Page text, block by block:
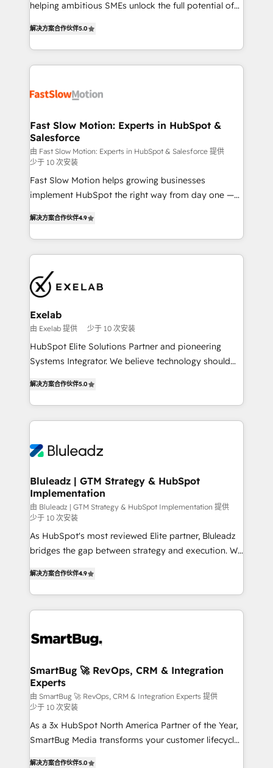
Sales + Service Hub, synchronisation ERP ↔
Implementation, Data Migration & Custom
Integration. 📩 Parlons de votre projet →
helping ambitious SMEs unlock the full potential of
but never see the ROI they expected due to poor
adoption, messy data, and disconnected teams
getting in the way. That’s where we come in. We
design, implement, and optimise HubSpot so it
services include: - Choosing the right HubSpot
package for your business - Full CRM, Marketing, and
Sales Hub implementations - Custom dashboards
and reporting - Workflow automation and data
clean-up - Sales enablement and team training -
Ongoing optimisation and RevOps support Based in
engine it’s meant to be.
解决方案合作伙伴5.0
Fast Slow Motion: Experts in HubSpot &
Salesforce
由 Fast Slow Motion: Experts in HubSpot & Salesforce 提供
少于 10 次安装
Fast Slow Motion helps growing businesses
implement HubSpot the right way from day one —
Highly certified in both HubSpot and Salesforce, we
bring deep experience in CRM implementation,
integrations, and data migration across modern
market and enterprise organizations, our team
combines strong technical execution with real
business perspective. Many of our consultants have
scaled businesses themselves, giving us a practical
understanding of what owners and operators need
as their systems, data, and processes evolve. Since
range of industries, including healthcare, software,
B2B services, manufacturing, financial services and
on delivering clean, scalable, AI-ready systems that
create long-term value and a consistently strong
解决方案合作伙伴4.9
Exelab
由 Exelab 提供 少于 10 次安装
HubSpot Elite Solutions Partner and pioneering
Systems Integrator. We believe technology should
Every engagement begins with clear objectives,
customer journey mapping, and measurable KPIs.
Only then we architect solutions. The question is
outcomes to deliver. -SYSTEM INTEGRATION-
make HubSpot the operational hub, integrated with
SAP, Microsoft Dynamics, custom ERPs, and any
enterprise platform. Proprietary apps extend
HubSpot beyond standard configurations. -AI-
FIRST- AI across customer-facing operations to
accelerate decisions, streamline processes, and
action and automation into competitive advantage.
✦ 150+ implementations ✦ 100+ certifications ✦ 7
解决方案合作伙伴5.0
Bluleadz | GTM Strategy & HubSpot
Implementation
由 Bluleadz | GTM Strategy & HubSpot Implementation 提供
少于 10 次安装
As HubSpot's most reviewed Elite partner, Bluleadz
bridges the gap between strategy and execution. We
Operating System (GTM OS) to align your leadership
and engineer a portal that drives predictable
revenue velocity. 🚀 GTM Strategy & Alignment
stalling growth. Fix your ICP, Math, and Story to stop
Scalable Architecture: Zero-technical-debt setup
across all Hubs, validated by our 7 HubSpot
Accreditations. AI-Powered RevOps: Breeze AI,
custom AI agents, and high-integrity migrations for
total reporting clarity. Security & Compliance: SOC 2
Type I and HIPAA attested for enterprise-grade data
解决方案合作伙伴4.9
SmartBug 🚀 RevOps, CRM & Integration
Experts
由 SmartBug 🚀 RevOps, CRM & Integration Experts 提供
少于 10 次安装
As a 3x HubSpot North America Partner of the Year,
SmartBug Media transforms your customer lifecycle
解决方案合作伙伴5.0